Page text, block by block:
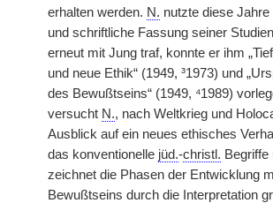
erhalten werden. N. nutzte diese
und schriftliche Fassung seiner
erneut mit Jung traf, konnte er ihm
und neue Ethik“ (1949, ³1973) und
des Bewußtseins“ (1949, ⁴1989)
versucht N., nach Weltkrieg und
Ausblick auf ein neues ethisches
das konventionelle jüd.-christl. Begriffe
zeichnet die Phasen der Entwicklung
Bewußtseins durch die Interpretation